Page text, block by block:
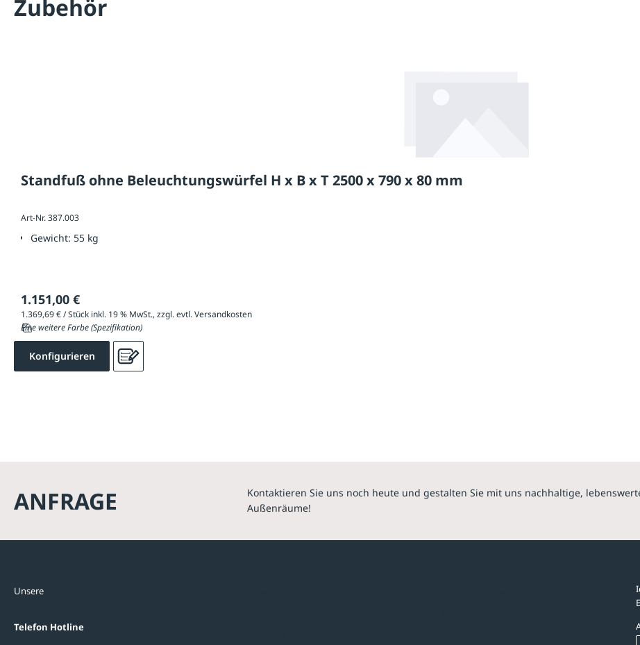
Zubehör
Standfuß ohne Beleuchtungswürfel H x B x T 2500 x 790 x 80 mm
Art-Nr. 387.003
Gewicht: 55 kg
1.151,00 €
1.369,69 € / Stück inkl. 19 % MwSt., zzgl. evtl. Versandkosten
Eine weitere Farbe (Spezifikation)
Konfigurieren
ANFRAGE
Kontaktieren Sie uns noch heute und gestalten Sie mit uns nachhaltige,
Außenräume!
Unsere
Telefon Hotline